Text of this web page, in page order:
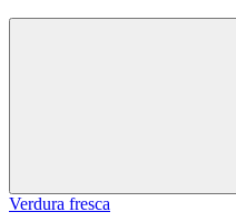
Verdura fresca